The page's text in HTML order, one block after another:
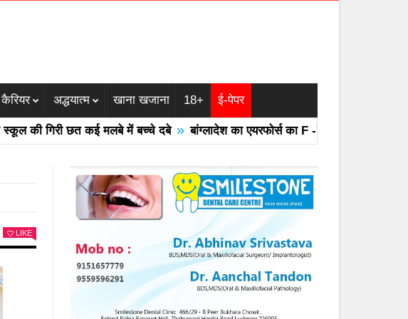
कैरियर अद्धयात्म खाना खजाना 18+ ई-पेपर
गिरी छत कई मलबे में बच्चे दबे » बांग्लादेश का एयरफोर्स का F -7 ट्रेनर विमान क्रैश
LIKE